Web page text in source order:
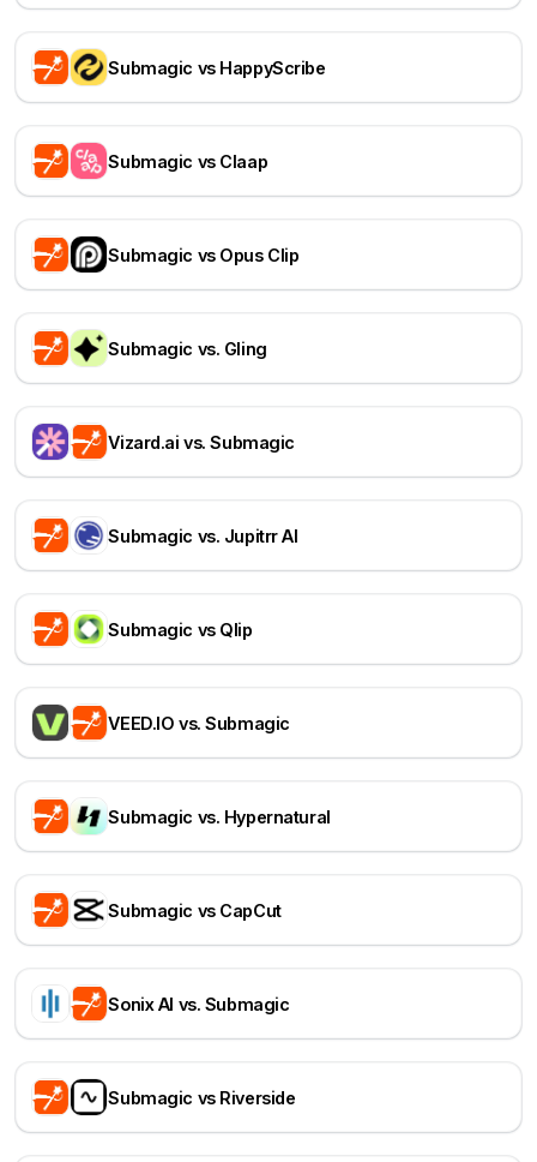
Submagic vs HappyScribe
Submagic vs Claap
Submagic vs Opus Clip
Submagic vs. Gling
Vizard.ai vs. Submagic
Submagic vs. Jupitrr AI
Submagic vs Qlip
VEED.IO vs. Submagic
Submagic vs. Hypernatural
Submagic vs CapCut
Sonix AI vs. Submagic
Submagic vs Riverside